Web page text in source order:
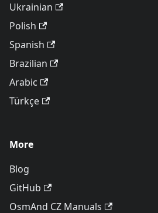
Ukrainian
Polish
Spanish
Brazilian
Arabic
Türkçe
More
Blog
GitHub
OsmAnd CZ Manuals